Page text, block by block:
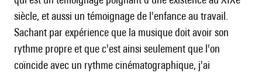
siècle, et aussi un témoignage de l'enfance au travail.
Sachant par expérience que la musique doit avoir son
rythme propre et que c'est ainsi seulement que l'on
coïncide avec un rythme cinématographique, j'ai